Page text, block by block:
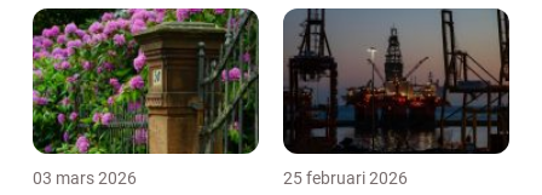
03 mars 2026 25 februari 2026